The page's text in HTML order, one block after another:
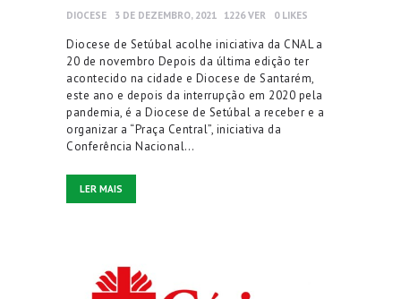
DIOCESE 3 DE DEZEMBRO, 2021 1226VER 0 LIKES
Diocese de Setúbal acolhe iniciativa da CNAL a
20 de novembro Depois da última edição ter
acontecido na cidade e Diocese de Santarém,
este ano e depois da interrupção em 2020 pela
pandemia, é a Diocese de Setúbal a receber e a
organizar a “Praça Central”, iniciativa da
Conferência Nacional…
LER MAIS